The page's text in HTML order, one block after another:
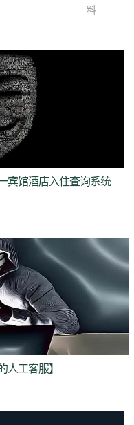
料
宾馆酒店入住查询系统
人工客服】